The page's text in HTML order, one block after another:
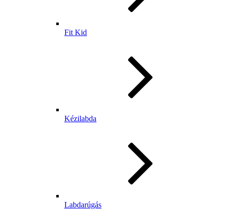
Fit Kid
Kézilabda
Labdarúgás